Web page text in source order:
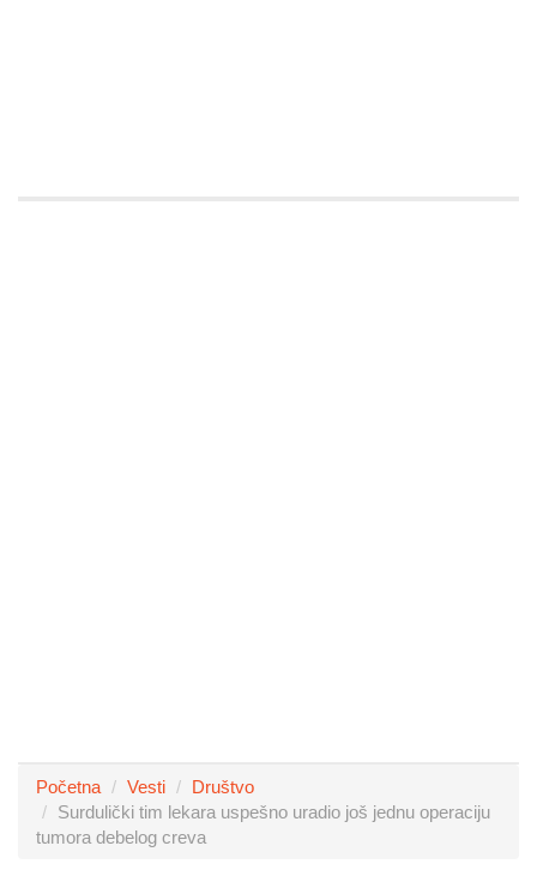
Početna Vesti
Društvo
Surdulički tim lekara uspešno uradio još jednu operaciju
tumora debelog creva